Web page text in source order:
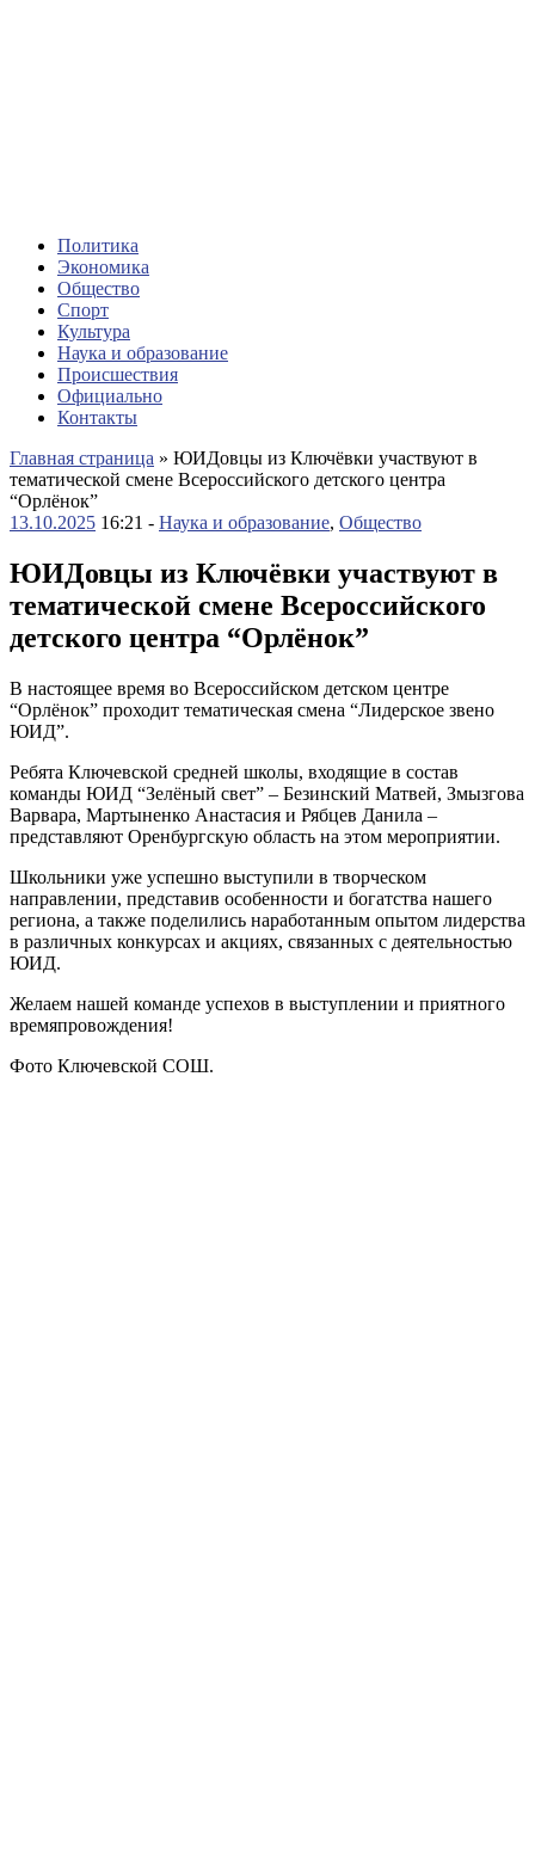
Политика
Экономика
Общество
Спорт
Культура
Наука и образование
Происшествия
Официально
Контакты
Главная страница » ЮИДовцы из Ключёвки участвуют в
тематической смене Всероссийского детского центра
“Орлёнок”
13.10.2025 16:21 - Наука и образование, Общество
ЮИДовцы из Ключёвки участвуют в
тематической смене Всероссийского
детского центра “Орлёнок”
В настоящее время во Всероссийском детском центре
“Орлёнок” проходит тематическая смена “Лидерское звено
ЮИД”.
Ребята Ключевской средней школы, входящие в состав
команды ЮИД “Зелёный свет” – Безинский Матвей, Змызгова
Варвара, Мартыненко Анастасия и Рябцев Данила –
представляют Оренбургскую область на этом мероприятии.
Школьники уже успешно выступили в творческом
направлении, представив особенности и богатства нашего
региона, а также поделились наработанным опытом лидерства
в различных конкурсах и акциях, связанных с деятельностью
ЮИД.
Желаем нашей команде успехов в выступлении и приятного
времяпровождения!
Фото Ключевской СОШ.